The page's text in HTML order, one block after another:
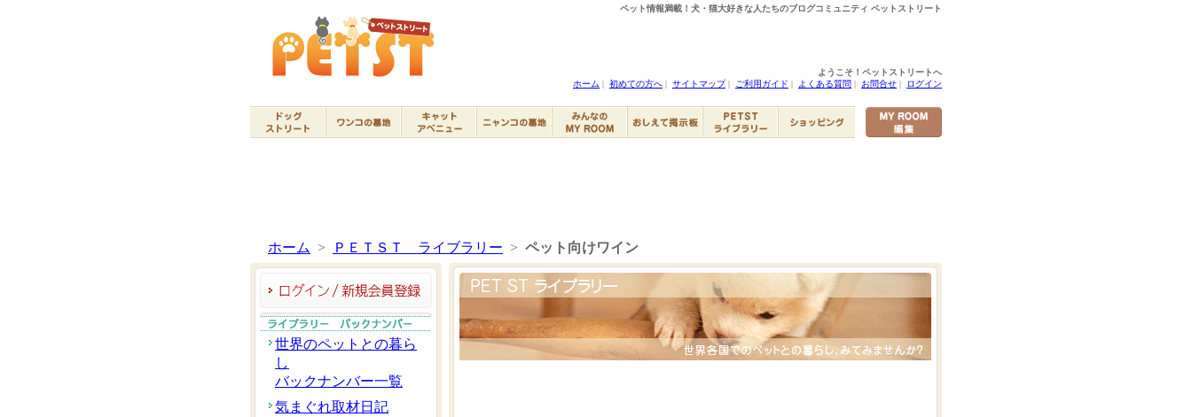
ペット情報満載！犬・猫大好きな人たちのブログコミュニティ ペットストリート
ようこそ！ペットストリートへ
ホーム | 初めての方へ | サイトマップ| ご利用ガイド | よくある質問 | お問合せ | ログイン
ホーム > ＰＥＴＳＴ ライブラリー > ペット向けワイン
世界のペットとの暮ら
し
バックナンバー一覧
気まぐれ取材日記